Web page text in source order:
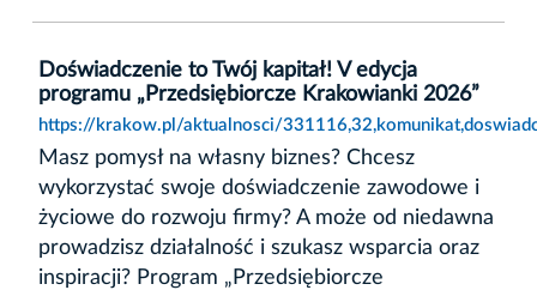
Doświadczenie to Twój kapitał! V edycja
programu „Przedsiębiorcze Krakowianki 2026”
https://krakow.pl/aktualnosci/
Masz pomysł na własny biznes? Chcesz
wykorzystać swoje doświadczenie zawodowe i
życiowe do rozwoju firmy? A może od niedawna
prowadzisz działalność i szukasz wsparcia oraz
inspiracji? Program „Przedsiębiorcze